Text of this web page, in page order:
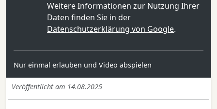
Weitere Informationen zur Nutzung Ihrer
Daten finden Sie in der
Datenschutzerklärung von Google.
Nur einmal erlauben und Video abspielen
Veröffentlicht am 14.08.2025